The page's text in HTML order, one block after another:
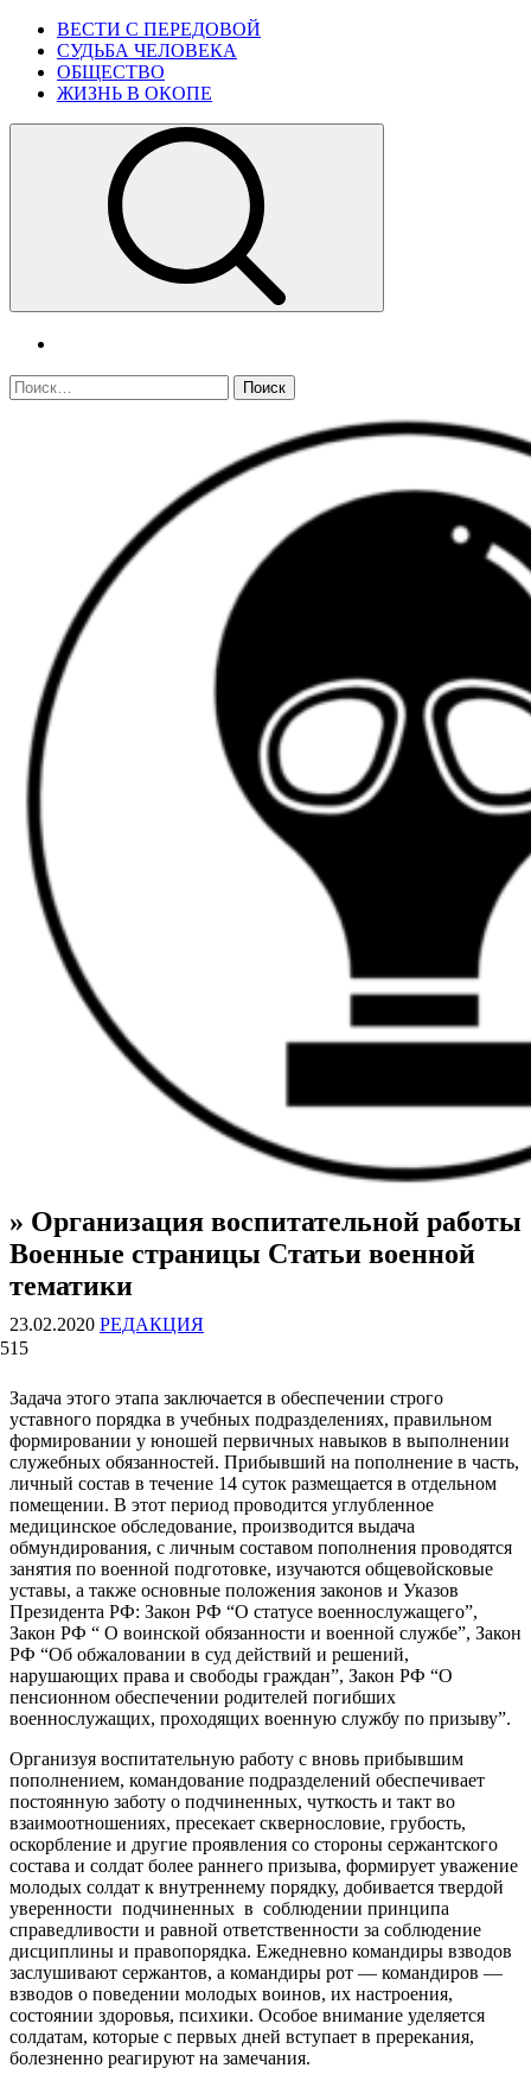
Skip
content
Primary
Menu
ВЕСТИ С ПЕРЕДОВОЙ
СУДЬБА ЧЕЛОВЕКА
ОБЩЕСТВО
ЖИЗНЬ В ОКОПЕ
Найти:
ВОЕННЫЕ СТРАНИЦЫ
СТАТЬИ ВОЕННОЙ ТЕМАТИКИ
» Организация воспитательной работы
Военные страницы Статьи военной
тематики
23.02.2020 РЕДАКЦИЯ
515
Задача этого этапа заключается в обеспечении строго
уставного порядка в учебных подразделениях, правильном
формировании у юношей первичных навыков в выполнении
служебных обязанностей. Прибывший на пополнение в часть,
личный состав в течение 14 суток размещается в отдельном
помещении. В этот период проводится углубленное
медицинское обследование, производится выдача
обмундирования, с личным составом пополнения проводятся
занятия по военной подготовке, изучаются общевойсковые
уставы, а также основные положения законов и Указов
Президента РФ: Закон РФ “О статусе военнослужащего”,
Закон РФ “ О воинской обязанности и военной службе”, Закон
РФ “Об обжаловании в суд действий и решений,
нарушающих права и свободы граждан”, Закон РФ “О
пенсионном обеспечении родителей погибших
военнослужащих, проходящих военную службу по призыву”.
Организуя воспитательную работу с вновь прибывшим
пополнением, командование подразделений обеспечивает
постоянную заботу о подчиненных, чуткость и такт во
взаимоотношениях, пресекает сквернословие, грубость,
оскорбление и другие проявления со стороны сержантского
состава и солдат более раннего призыва, формирует уважение
молодых солдат к внутреннему порядку, добивается твердой
уверенности подчиненных в соблюдении принципа
справедливости и равной ответственности за соблюдение
дисциплины и правопорядка. Ежедневно командиры взводов
заслушивают сержантов, а командиры рот — командиров —
взводов о поведении молодых воинов, их настроения,
состоянии здоровья, психики. Особое внимание уделяется
солдатам, которые с первых дней вступает в пререкания,
болезненно реагируют на замечания.